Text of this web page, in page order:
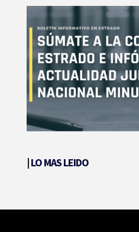
|LO MAS LEIDO